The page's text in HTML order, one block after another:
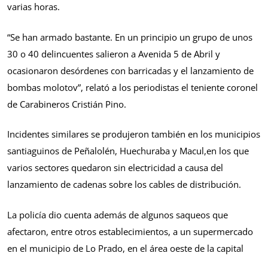
varias horas.
“Se han armado bastante. En un principio un grupo de unos
30 o 40 delincuentes salieron a Avenida 5 de Abril y
ocasionaron desórdenes con barricadas y el lanzamiento de
bombas molotov”, relató a los periodistas el teniente coronel
de Carabineros Cristián Pino.
Incidentes similares se produjeron también en los municipios
santiaguinos de Peñalolén, Huechuraba y Macul,en los que
varios sectores quedaron sin electricidad a causa del
lanzamiento de cadenas sobre los cables de distribución.
La policía dio cuenta además de algunos saqueos que
afectaron, entre otros establecimientos, a un supermercado
en el municipio de Lo Prado, en el área oeste de la capital